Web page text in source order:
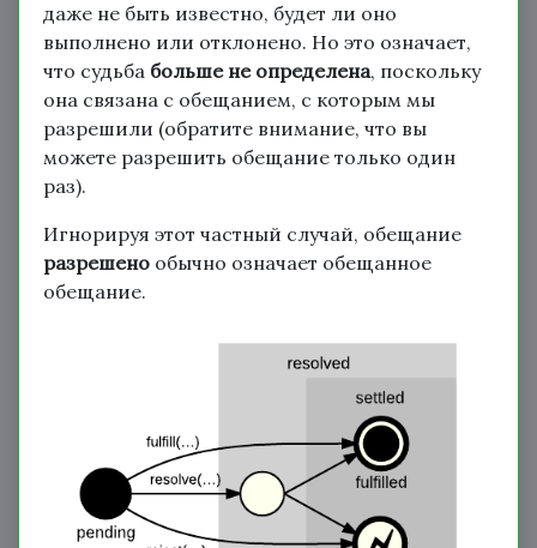
даже не быть известно, будет ли оно
выполнено или отклонено. Но это означает,
что судьба больше не определена, поскольку
она связана с обещанием, с которым мы
разрешили (обратите внимание, что вы
можете разрешить обещание только один
раз).
Игнорируя этот частный случай, обещание
разрешено обычно означает обещанное
обещание.